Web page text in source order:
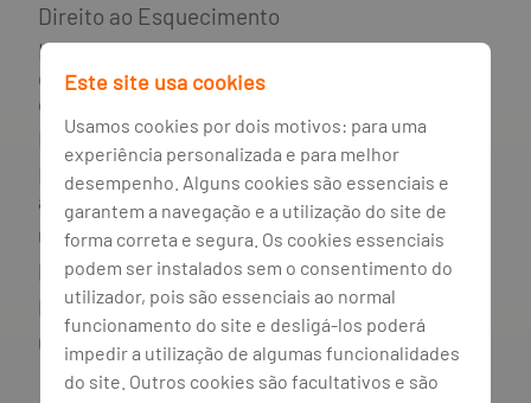
Direito ao Esquecimento
Incumprimento de contratos de
crédito e rede de apoio ao
consumidor endividado
Mediador do crédito
Livro de reclamações e resolução
alternativa de litígios
Canal de irregularidades
Política de privacidade
Política de cookies
Gestão de cookies
Este site usa cookies
Usamos cookies por dois motivos: para uma
experiência personalizada e para melhor
desempenho. Alguns cookies são essenciais e
garantem a navegação e a utilização do site de
forma correta e segura. Os cookies essenciais
podem ser instalados sem o consentimento do
utilizador, pois são essenciais ao normal
funcionamento do site e desligá-los poderá
impedir a utilização de algumas funcionalidades
do site. Outros cookies são facultativos e são